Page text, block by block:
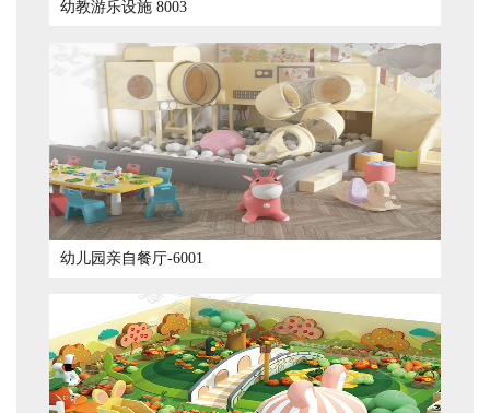
幼教游乐设施 8003
幼儿园亲自餐厅-6001